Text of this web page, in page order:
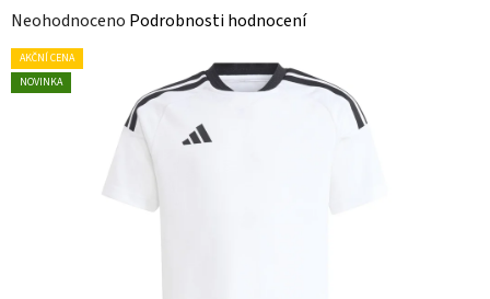
Průměrné
hodnocení
produktu
Neohodnoceno Podrobnosti hodnocení
AKČNÍ CENA
NOVINKA